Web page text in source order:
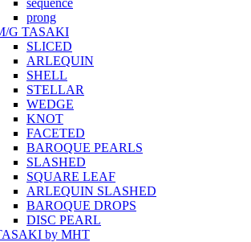
sequence
prong
G TASAKI
SLICED
ARLEQUIN
SHELL
STELLAR
WEDGE
KNOT
FACETED
BAROQUE PEARLS
SLASHED
SQUARE LEAF
ARLEQUIN SLASHED
BAROQUE DROPS
DISC PEARL
by MHT